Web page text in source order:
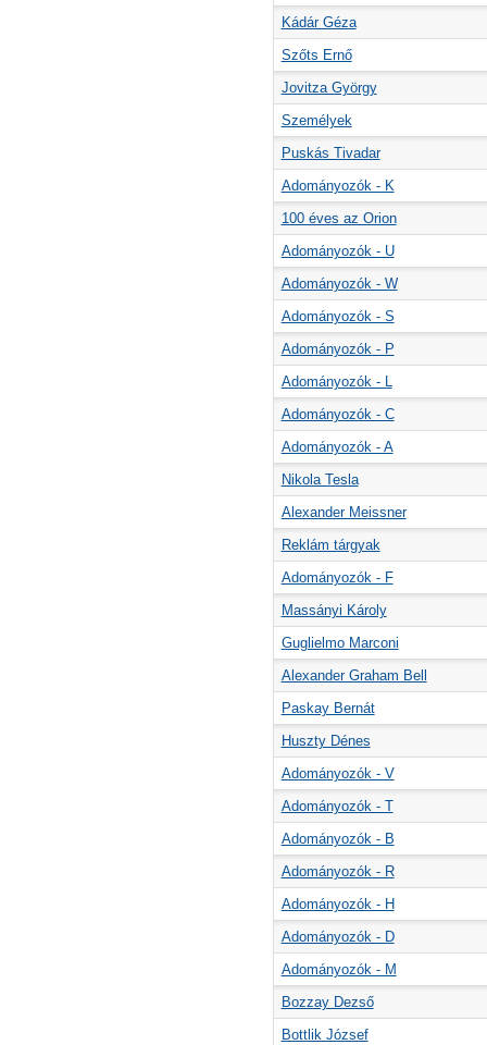
Kádár Géza
Szőts Ernő
Jovitza György
Személyek
Puskás Tivadar
Adományozók - K
100 éves az Orion
Adományozók - U
Adományozók - W
Adományozók - S
Adományozók - P
Adományozók - L
Adományozók - C
Adományozók - A
Nikola Tesla
Alexander Meissner
Reklám tárgyak
Adományozók - F
Massányi Károly
Guglielmo Marconi
Alexander Graham Bell
Paskay Bernát
Huszty Dénes
Adományozók - V
Adományozók - T
Adományozók - B
Adományozók - R
Adományozók - H
Adományozók - D
Adományozók - M
Bozzay Dezső
Bottlik József